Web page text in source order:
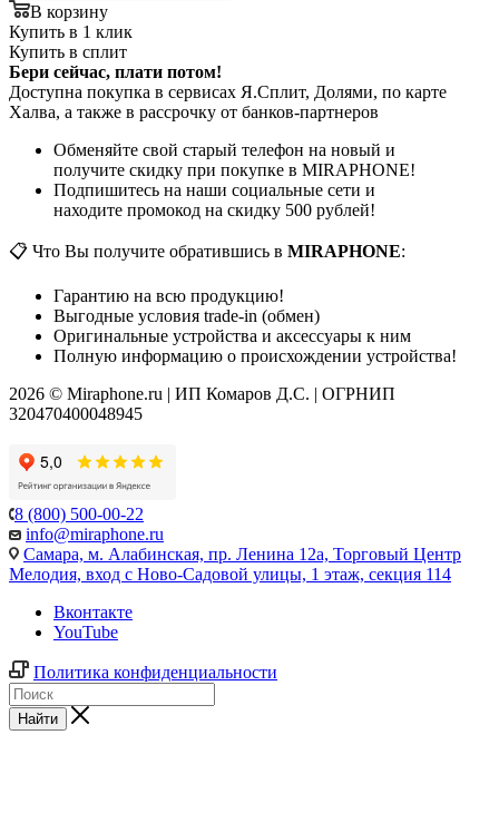
В корзину
Купить в 1 клик
Купить в сплит
Бери сейчас, плати потом!
Доступна покупка в сервисах Я.Сплит, Долями, по карте
Халва, а также в рассрочку от банков-партнеров
Обменяйте свой старый телефон на новый и
получите скидку при покупке в MIRAPHONE!
Подпишитесь на наши социальные сети и
находите промокод на скидку 500 рублей!
📋 Что Вы получите обратившись в MIRAPHONE:
Гарантию на всю продукцию!
Выгодные условия trade-in (обмен)
Оригинальные устройства и аксессуары к ним
Полную информацию о происхождении устройства!
2026 © Miraphone.ru | ИП Комаров Д.С. | ОГРНИП
320470400048945
8 (800) 500-00-22
info@miraphone.ru
Самара, м. Алабинская, пр. Ленина 12а, Торговый Центр
Мелодия, вход с Ново-Садовой улицы, 1 этаж, секция 114
Вконтакте
YouTube
Политика конфиденциальности
Найти